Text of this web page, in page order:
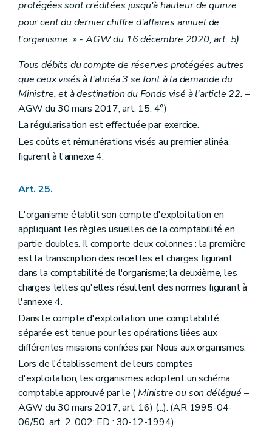
protégées sont créditées jusqu'à hauteur de quinze
pour cent du dernier chiffre d'affaires annuel de
l'organisme. » - AGW du 16 décembre 2020, art. 5)
Tous débits du compte de réserves protégées autres
que ceux visés à l'alinéa 3 se font à la demande du
Ministre, et à destination du Fonds visé à l'article 22. –
AGW du 30 mars 2017, art. 15, 4°)
La régularisation est effectuée par exercice.
Les coûts et rémunérations visés au premier alinéa,
figurent à l'annexe 4.
Art. 25.
L'organisme établit son compte d'exploitation en
appliquant les règles usuelles de la comptabilité en
partie doubles. Il comporte deux colonnes : la première
est la transcription des recettes et charges figurant
dans la comptabilité de l'organisme; la deuxième, les
charges telles qu'elles résultent des normes figurant à
l'annexe 4.
Dans le compte d'exploitation, une comptabilité
séparée est tenue pour les opérations liées aux
différentes missions confiées par Nous aux organismes.
Lors de l'établissement de leurs comptes
d'exploitation, les organismes adoptent un schéma
comptable approuvé par le (Ministre ou son délégué –
AGW du 30 mars 2017, art. 16) (...). (AR 1995-04-
06/50, art. 2, 002; ED : 30-12-1994)